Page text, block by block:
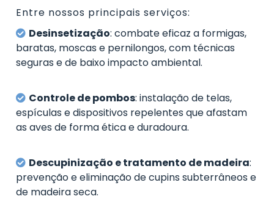
Entre nossos principais serviços:
Desinsetização: combate eficaz a formigas,
baratas, moscas e pernilongos, com técnicas
seguras e de baixo impacto ambiental.
Controle de pombos: instalação de telas,
espículas e dispositivos repelentes que afastam
as aves de forma ética e duradoura.
Descupinização e tratamento de madeira:
prevenção e eliminação de cupins subterrâneos e
de madeira seca.